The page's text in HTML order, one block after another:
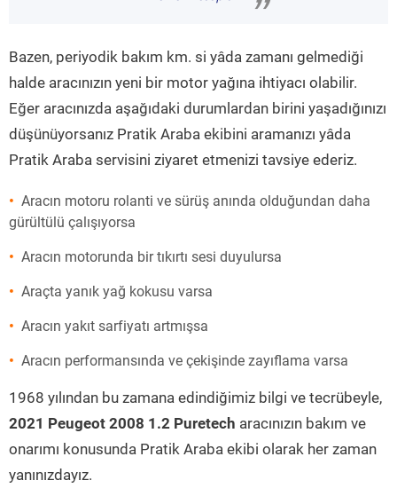
”
Bazen, periyodik bakım km. si yâda zamanı gelmediği
halde aracınızın yeni bir motor yağına ihtiyacı olabilir.
Eğer aracınızda aşağıdaki durumlardan birini yaşadığınızı
düşünüyorsanız Pratik Araba ekibini aramanızı yâda
Pratik Araba servisini ziyaret etmenizi tavsiye ederiz.
Aracın motoru rolanti ve sürüş anında olduğundan daha
gürültülü çalışıyorsa
Aracın motorunda bir tıkırtı sesi duyulursa
Araçta yanık yağ kokusu varsa
Aracın yakıt sarfiyatı artmışsa
Aracın performansında ve çekişinde zayıflama varsa
1968 yılından bu zamana edindiğimiz bilgi ve tecrübeyle,
2021 Peugeot 2008 1.2 Puretech aracınızın bakım ve
onarımı konusunda Pratik Araba ekibi olarak her zaman
yanınızdayız.